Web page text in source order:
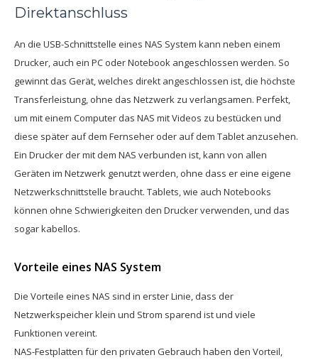
Direktanschluss
An die USB-Schnittstelle eines NAS System kann neben einem
Drucker, auch ein PC oder Notebook angeschlossen werden. So
gewinnt das Gerät, welches direkt angeschlossen ist, die höchste
Transferleistung, ohne das Netzwerk zu verlangsamen. Perfekt,
um mit einem Computer das NAS mit Videos zu bestücken und
diese später auf dem Fernseher oder auf dem Tablet anzusehen.
Ein Drucker der mit dem NAS verbunden ist, kann von allen
Geräten im Netzwerk genutzt werden, ohne dass er eine eigene
Netzwerkschnittstelle braucht. Tablets, wie auch Notebooks
können ohne Schwierigkeiten den Drucker verwenden, und das
sogar kabellos.
Vorteile eines NAS System
Die Vorteile eines NAS sind in erster Linie, dass der
Netzwerkspeicher klein und Strom sparend ist und viele
Funktionen vereint.
NAS-Festplatten für den privaten Gebrauch haben den Vorteil,